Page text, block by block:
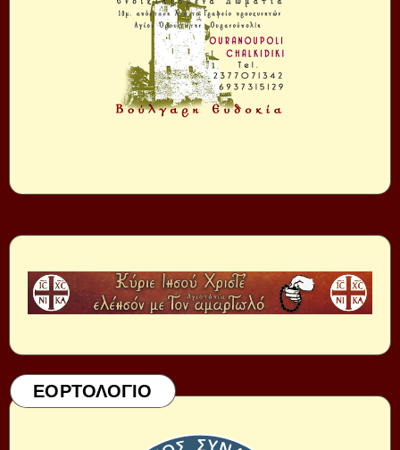
ΕΟΡΤΟΛΟΓΙΟ